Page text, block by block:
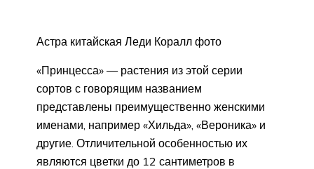
Астра китайская Леди Коралл фото
«Принцесса» — растения из этой серии
сортов с говорящим названием
представлены преимущественно женскими
именами, например «Хильда», «Вероника» и
другие. Отличительной особенностью их
являются цветки до 12 сантиметров в